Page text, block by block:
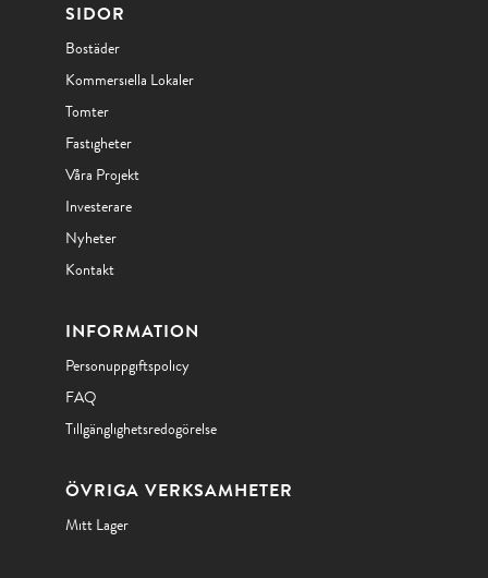
SIDOR
Bostäder
Kommersiella Lokaler
Tomter
Fastigheter
Våra Projekt
Investerare
Nyheter
Kontakt
INFORMATION
Personuppgiftspolicy
FAQ
Tillgänglighetsredogörelse
ÖVRIGA VERKSAMHETER
Mitt Lager